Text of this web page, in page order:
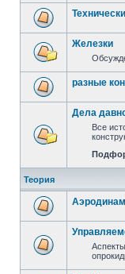
Железки
разные
Дела
Все
Теория